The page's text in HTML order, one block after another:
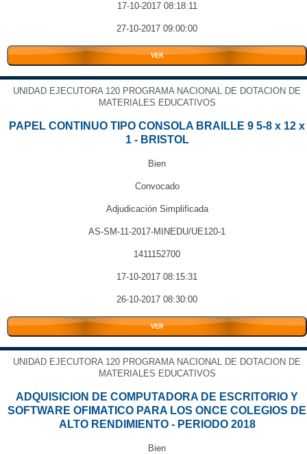
17-10-2017 08:18:11
27-10-2017 09:00:00
VER
UNIDAD EJECUTORA 120 PROGRAMA NACIONAL DE DOTACION DE
MATERIALES EDUCATIVOS
PAPEL CONTINUO TIPO CONSOLA BRAILLE 9 5-8 x 12 x
1 - BRISTOL
Bien
Convocado
Adjudicación Simplificada
AS-SM-11-2017-MINEDU/UE120-1
1411152700
17-10-2017 08:15:31
26-10-2017 08:30:00
VER
UNIDAD EJECUTORA 120 PROGRAMA NACIONAL DE DOTACION DE
MATERIALES EDUCATIVOS
ADQUISICION DE COMPUTADORA DE ESCRITORIO Y
SOFTWARE OFIMATICO PARA LOS ONCE COLEGIOS DE
ALTO RENDIMIENTO - PERIODO 2018
Bien